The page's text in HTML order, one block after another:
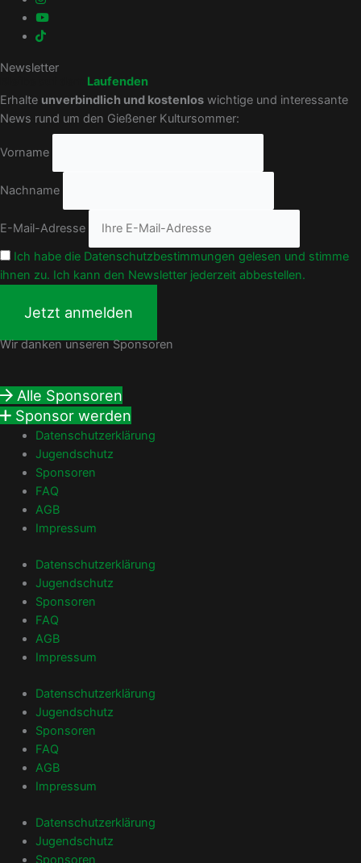
Newsletter
Laufenden
Erhalte unverbindlich und kostenlos wichtige und interessante
News rund um den Gießener Kultursommer:
Vorname
Nachname
E-Mail-Adresse
Ich habe die Datenschutzbestimmungen gelesen und stimme
ihnen zu. Ich kann den Newsletter jederzeit abbestellen.
Wir danken unseren Sponsoren
Alle Sponsoren
Sponsor werden
Datenschutzerklärung
Jugendschutz
Sponsoren
FAQ
AGB
Impressum
Datenschutzerklärung
Jugendschutz
Sponsoren
FAQ
AGB
Impressum
Datenschutzerklärung
Jugendschutz
Sponsoren
FAQ
AGB
Impressum
Datenschutzerklärung
Jugendschutz
Sponsoren